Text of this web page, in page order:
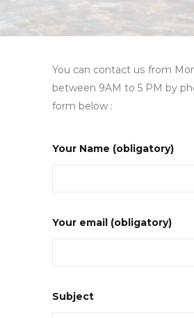
You can contact us from
between 9AM to 5 PM by
form below :
Your Name (obligatory)
Your email (obligatory)
Subject